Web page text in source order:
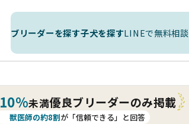
ブリーダーを探す子犬を探すLINEで無料相談
10%未満優良ブリーダーのみ掲載
獣医師の約8割が「信頼できる」と回答